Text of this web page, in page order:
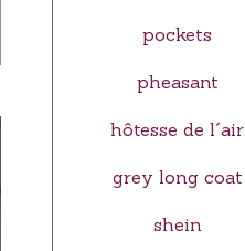
pockets
pheasant
hôtesse de l´air
grey long coat
shein